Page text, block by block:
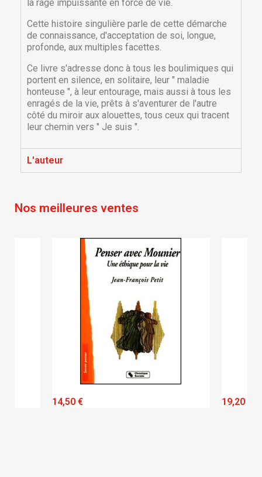
Ajouter à ma liste d'envies ×
Créer une liste d'envies ×
Nom de la liste d'envies
Connexion
Vous devez être connecté pour ajouter des produits
à votre liste d'envies.
Annuler
la rage impuissante en force de vie.
Cette histoire singulière parle de cette démarche
de connaissance, d'acceptation de soi, longue,
profonde, aux multiples facettes.
Ce livre s'adresse donc à tous les boulimiques qui
portent en silence, en solitaire, leur " maladie
honteuse ", à leur entourage, mais aussi à tous les
enragés de la vie, prêts à s'aventurer de l'autre
côté du miroir aux alouettes, tous ceux qui tracent
leur chemin vers " Je suis ".
L'auteur
Nos meilleures ventes
14,50 € 19,20 €